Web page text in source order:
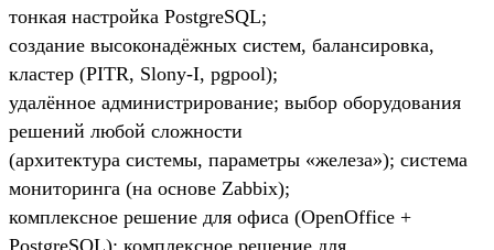
тонкая настройка PostgreSQL;
создание высоконадёжных систем, балансировка,
кластер (PITR, Slony-I, pgpool);
удалённое администрирование; выбор оборудования
решений любой сложности
(архитектура системы, параметры «железа»); система
мониторинга (на основе Zabbix);
комплексное решение для офиса (OpenOffice +
PostgreSQL); комплексное решение для